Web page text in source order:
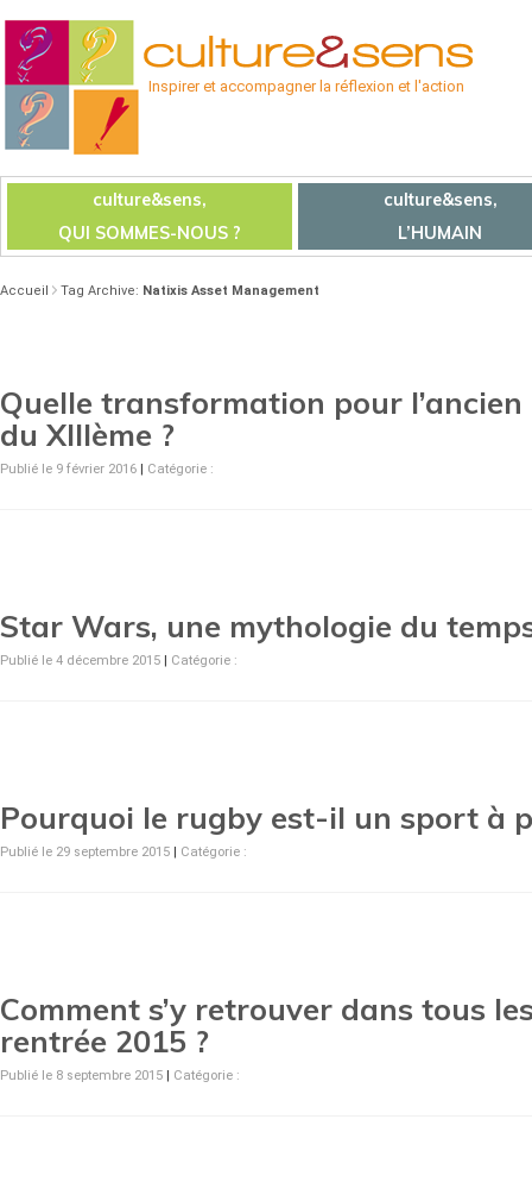
Inspirer et accompagner la réflexion et l'action
culture&sens,
QUI SOMMES-NOUS ?
culture&sens,
L’HUMAIN
Accueil Tag Archive: Natixis Asset Management
Quelle transformation pour
du XIIIème ?
Publié le 9 février 2016 | Catégorie :
Star Wars, une mythologie du
Publié le 4 décembre 2015 | Catégorie :
Pourquoi le rugby est-il un sport à
Publié le 29 septembre 2015 | Catégorie :
Comment s’y retrouver dans tous
rentrée 2015 ?
Publié le 8 septembre 2015 | Catégorie :